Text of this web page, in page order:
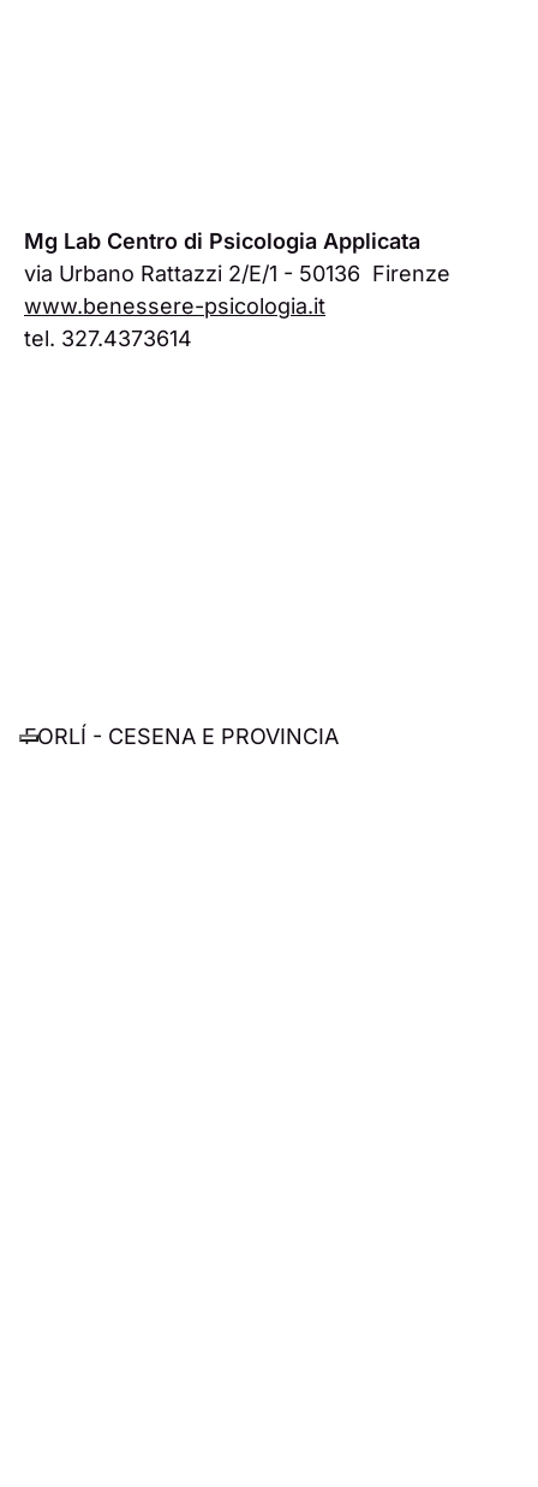
Mg Lab Centro di Psicologia Applicata
via Urbano Rattazzi 2/E/1 - 50136 Firenze
www.benessere-psicologia.it
tel. 327.4373614
FORLÍ - CESENA E PROVINCIA